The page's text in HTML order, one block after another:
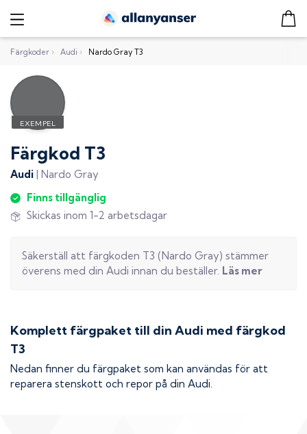
Färgkoder › Audi › Nardo Gray T3
Färgkod T3
Audi | Nardo Gray
Finns tillgänglig
Skickas inom 1-2 arbetsdagar
Säkerställ att färgkoden T3 (Nardo Gray) stämmer
överens med din Audi innan du beställer. Läs mer
Komplett färgpaket till din Audi med färgkod
T3
Nedan finner du färgpaket som kan användas för att
reparera stenskott och repor på din Audi.